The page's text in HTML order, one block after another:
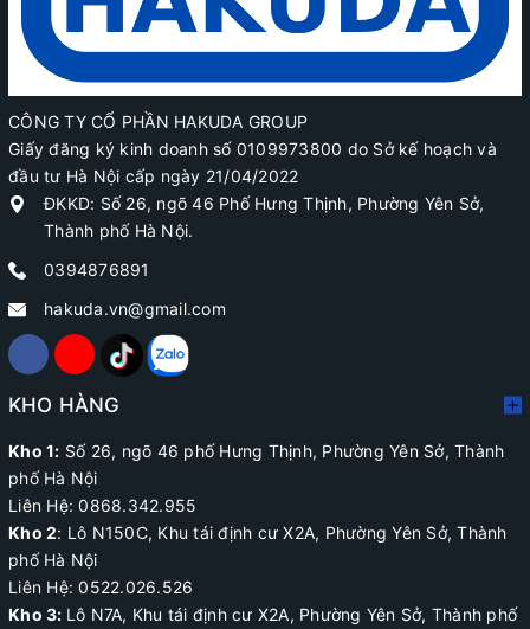
CÔNG TY CỔ PHẦN HAKUDA GROUP
Giấy đăng ký kinh doanh số 0109973800 do Sở kế hoạch và
đầu tư Hà Nội cấp ngày 21/04/2022
ĐKKD: Số 26, ngõ 46 Phố Hưng Thịnh, Phường Yên Sở,
Thành phố Hà Nội.
0394876891
hakuda.vn@gmail.com
KHO HÀNG
Kho 1: Số 26, ngõ 46 phố Hưng Thịnh, Phường Yên Sở, Thành
phố Hà Nội
Liên Hệ: 0868.342.955
Kho 2: Lô N150C, Khu tái định cư X2A, Phường Yên Sở, Thành
phố Hà Nội
Liên Hệ:0522.026.526
Kho 3: Lô N7A, Khu tái định cư X2A, Phường Yên Sở, Thành phố